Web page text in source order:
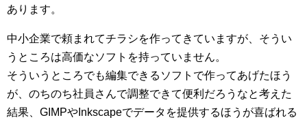
あります。
中小企業で頼まれてチラシを作ってきていますが、そうい
うところは高価なソフトを持っていません。
そういうところでも編集できるソフトで作ってあげたほう
が、のちのち社員さんで調整できて便利だろうなと考えた
結果、GIMPやInkscapeでデータを提供するほうが喜ばれる